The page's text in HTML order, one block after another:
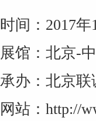
时间：2017
展馆：北京-
承办：北京联
网站：http://